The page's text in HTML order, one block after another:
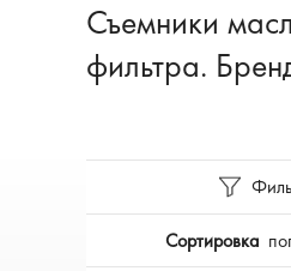
Съемники
фильтра.
Сортировка